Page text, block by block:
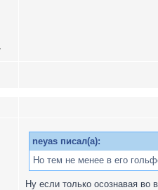
neyas писал(а):
Но тем не менее в его
Ну если только осознавая во